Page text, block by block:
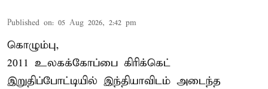
Published on: 05 Aug 2026, 2:42 pm
கொழும்பு,
2011 உலகக்கோப்பை கிரிக்கெட்
இறுதிப்போட்டியில் இந்தியாவிடம் அடைந்த